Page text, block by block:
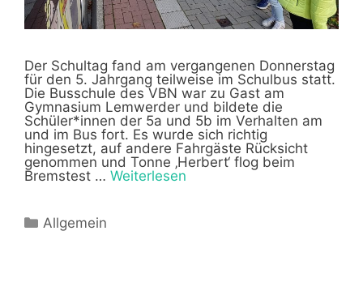
Der Schultag fand am vergangenen Donnerstag
für den 5. Jahrgang teilweise im Schulbus statt.
Die Busschule des VBN war zu Gast am
Gymnasium Lemwerder und bildete die
Schüler*innen der 5a und 5b im Verhalten am
und im Bus fort. Es wurde sich richtig
hingesetzt, auf andere Fahrgäste Rücksicht
genommen und Tonne ‚Herbert‘ flog beim
Bremstest … Weiterlesen
Kategorien
Allgemein